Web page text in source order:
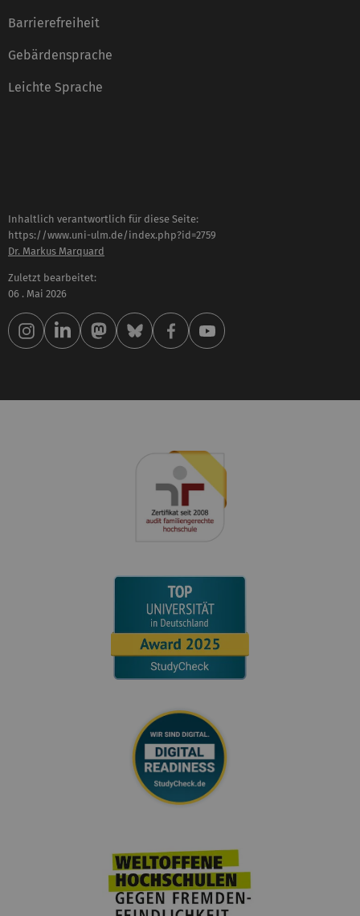
Barrierefreiheit
Gebärdensprache
Leichte Sprache
Inhaltlich verantwortlich für diese Seite:
https://www.uni-ulm.de/index.php?id=2759
Dr. Markus Marquard
Zuletzt bearbeitet:
06 . Mai 2026